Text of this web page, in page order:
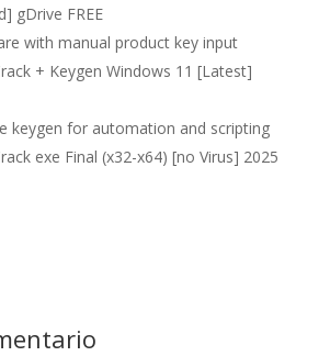
gDrive FREE
with manual product key input
+ Keygen Windows 11 [Latest]
keygen for automation and scripting
exe Final (x32-x64) [no Virus] 2025